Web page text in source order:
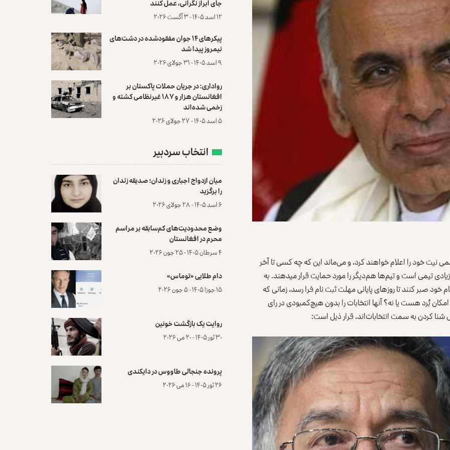
نامزدها برای ریاست جمهوری افغانستان تا 6 اکتوبر به طور رسمی نیت خود را اعلام خواهند کرد، و می‌ماند این ‎که چه کسی تا آخر
می‎رود و چه کسی کنار خواهد رفت. سیاست افغانستان تا حد زیادی تیمی است و تیم‌ها هم‌دیگر را مورد حمایت قرار می‎دهند. به
صبر کنند تا روزهای پایانی مهلت ثبت نام فرا رسد، زمانی که
آن‌ها به درک بهتری برسند. چه کسی خود را کاندید می‎کند؟ آیا امکان بُرد هست یا نه؟ آن‎ها انتخابات را بدون هیچ‌کمبودی در رای
جای ابراز نگرانی، عمل کنند
۱۲ اسد ۱۴۰۵ - ۳ آگست ۲۰۲۶
پیکرهای ۱۴ جوان مفقودشده در دشت‌های
نیمروز پیدا شد
۹ اسد ۱۴۰۵ - ۳۱ جولای ۲۰۲۶
رواداری: در جریان حملات پاکستان بر
افغانستان هزار و ۱۸۷ غیرنظامی کشته و
زخمی شده‌اند
۵ اسد ۱۴۰۵ - ۲۷ جولای ۲۰۲۶
انتخاب سردبیر
میان ازدواج اجباری و زندان؛ صدیقه زندان
را برگزید
۶ اسد ۱۴۰۵ - ۲۸ جولای ۲۰۲۶
وضع محدودیت‌های کم‌سابقه بر مراسم
محرم در افغانستان
۴ سرطان ۱۴۰۵ - ۲۵ جون ۲۰۲۶
دام طلایی «توماس»
۱۵ جوزا ۱۴۰۵ - ۵ جون ۲۰۲۶
روایت یک بازگشت خونین
۳۰ ثور ۱۴۰۵ - ۲۰ می ۲۰۲۶
پرونده‌ جنجالی طاووس در دایکندی
۲۶ ثور ۱۴۰۵ - ۱۶ می ۲۰۲۶